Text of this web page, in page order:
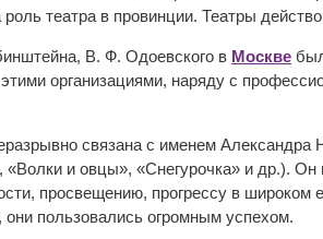
театра в провинции. Театры
В. Ф. Одоевского в Москве
организациями, наряду с
связана с именем Александра
и овцы», «Снегурочка» и др.). Он
просвещению, прогрессу в широком
пользовались огромным успехом.